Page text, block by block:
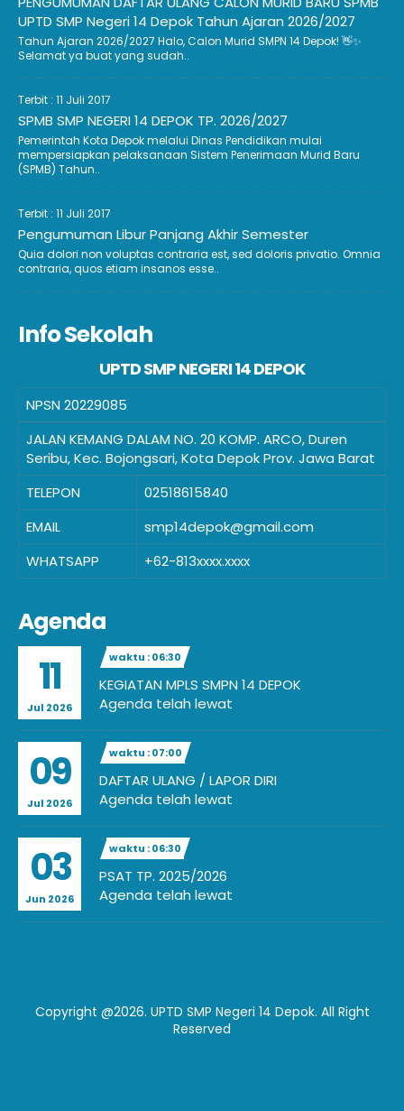
UPTD SMP Negeri 14 Depok Tahun Ajaran 2026/2027
Tahun Ajaran 2026/2027 Halo, Calon Murid SMPN 14 Depok! 👋✨
Selamat ya buat yang sudah..
Terbit : 11 Juli 2017
SPMB SMP NEGERI 14 DEPOK TP. 2026/2027
Pemerintah Kota Depok melalui Dinas Pendidikan mulai
mempersiapkan pelaksanaan Sistem Penerimaan Murid Baru
(SPMB) Tahun..
Terbit : 11 Juli 2017
Pengumuman Libur Panjang Akhir Semester
Quia dolori non voluptas contraria est, sed doloris privatio. Omnia
contraria, quos etiam insanos esse..
Info Sekolah
UPTD SMP NEGERI 14 DEPOK
NPSN 20229085
JALAN KEMANG DALAM NO. 20 KOMP. ARCO, Duren
Seribu, Kec. Bojongsari, Kota Depok Prov. Jawa Barat
TELEPON
02518615840
EMAIL
smp14depok@gmail.com
WHATSAPP
+62-813xxxx.xxxx
Agenda
11
Jul 2026
waktu : 06:30
KEGIATAN MPLS SMPN 14 DEPOK
Agenda telah lewat
09
Jul 2026
waktu : 07:00
DAFTAR ULANG / LAPOR DIRI
Agenda telah lewat
03
Jun 2026
waktu : 06:30
PSAT TP. 2025/2026
Agenda telah lewat
Copyright @2026. UPTD SMP Negeri 14 Depok. All Right
Reserved